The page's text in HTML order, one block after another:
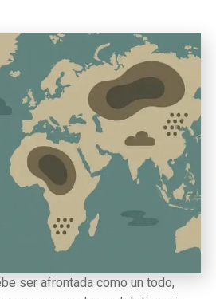
ser afrontada como un todo,